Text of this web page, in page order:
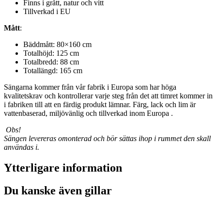
Finns i grått, natur och vitt
Tillverkad i EU
Mått:
Bäddmått: 80×160 cm
Totalhöjd: 125 cm
Totalbredd: 88 cm
Totallängd: 165 cm
Sängarna kommer från vår fabrik i Europa som har höga
kvalitetskrav och kontrollerar varje steg från det att timret kommer in
i fabriken till att en färdig produkt lämnar. Färg, lack och lim är
vattenbaserad, miljövänlig och tillverkad inom Europa .
Obs!
Sängen levereras omonterad och bör sättas ihop i rummet den skall
användas i.
Ytterligare information
Du kanske även gillar